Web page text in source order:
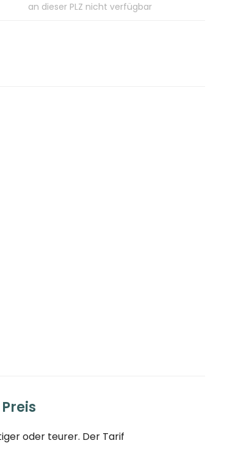
an dieser PLZ nicht verfügbar
oder teurer. Der Tarif